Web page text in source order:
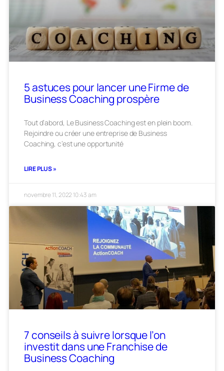
5 astuces pour lancer une Firme de
Business Coaching prospère
Tout d’abord, Le Business Coaching est en plein boom.
Rejoindre ou créer une entreprise de Business
Coaching, c’est une opportunité
LIRE PLUS »
novembre 11, 2022 10:43 am
7 conseils à suivre lorsque l’on
investit dans une Franchise de
Business Coaching